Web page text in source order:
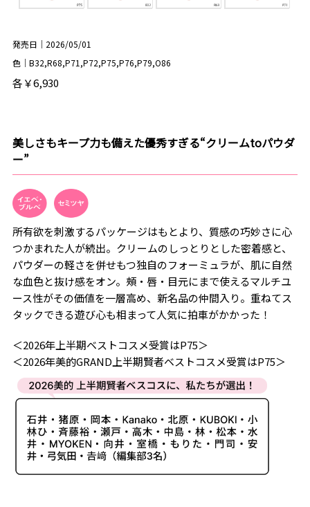
発売日｜2026/05/01
色｜B32,R68,P71,P72,P75,P76,P79,O86
各￥6,930
美しさもキープ力も備えた優秀すぎる“クリームtoパウダ
ー”
所有欲を刺激するパッケージはもとより、質感の巧妙さに心
つかまれた人が続出。クリームのしっとりとした密着感と、
パウダーの軽さを併せもつ独自のフォーミュラが、肌に自然
な血色と抜け感をオン。頰・唇・目元にまで使えるマルチユ
ース性がその価値を一層高め、新名品の仲間入り。重ねてス
タックできる遊び心も相まって人気に拍車がかかった！
＜2026年上半期ベストコスメ受賞はP75＞
＜2026年美的GRAND上半期賢者ベストコスメ受賞はP75＞